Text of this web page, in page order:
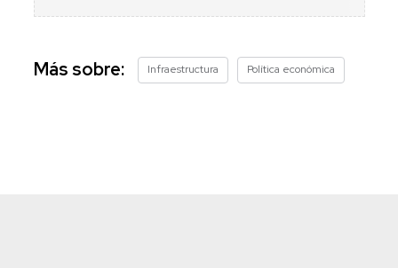
Más sobre: Infraestructura Política económica